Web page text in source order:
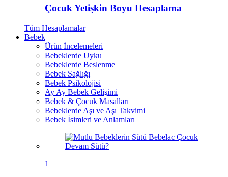
Çocuk Yetişkin Boyu Hesaplama
Tüm Hesaplamalar
Bebek
Ürün İncelemeleri
Bebeklerde Uyku
Bebeklerde Beslenme
Bebek Sağlığı
Bebek Psikolojisi
Ay Ay Bebek Gelişimi
Bebek & Çocuk Masalları
Bebeklerde Aşı ve Aşı Takvimi
Bebek İsimleri ve Anlamları
1